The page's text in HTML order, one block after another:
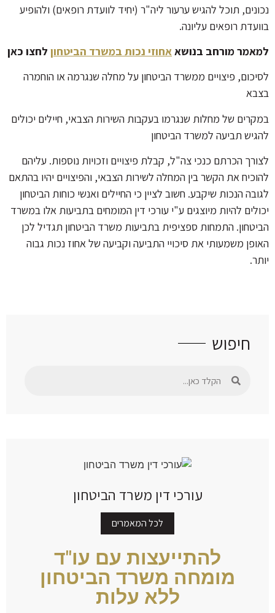
נכונים, תוכל להגיש ערעור ליה"ר (יחיד לוועדת רופאים) ולהופיע
בוועדת רופאים עליונה.
למאמר מורחב בנושאאחוזי נכות במשרד הביטחון לחצו כאן
לסיכום, פיצויים ממשרד הביטחון על מחלה שנגרמה או הוחמרה
בצבא
במקרים של מחלות שנגרמו בעקבות השירות הצבאי, חיילים יכולים
להגיש תביעה למשרד הביטחון
לצורך הכרתם כנכי צה"ל, קבלת פיצויים וזכויות נוספות. עליהם
להוכיח את הקשר בין המחלה לשירות הצבאי, והפיצויים יהיו בהתאם
לגובה הנכות שיקבע. חשוב לציין כי החיילים ואנשי כוחות הביטחון
יכולים להיות מיוצגים ע"י עורכי דין המומחים בתביעות אלו במשרד
הביטחון. התמחות ספציפית בתביעות משרד הביטחון תגדיל לכן
האופן משמעותי את סיכויי התביעה וקביעה של אחוז נכות גבוה
יותר.
חיפוש
עורכי דין משרד הביטחון
לכל המאמרים
להתייעצות עם עו"ד
מומחה משרד הביטחון
ללא עלות